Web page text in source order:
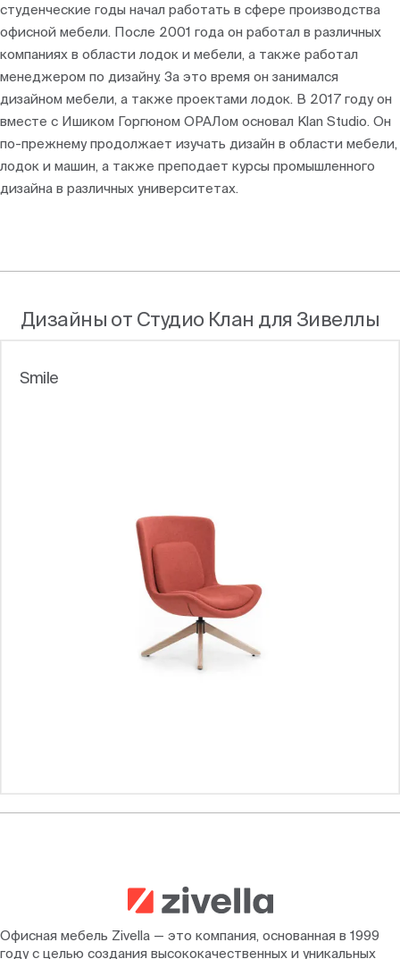
студенческие годы начал работать в сфере производства
офисной мебели. После 2001 года он работал в различных
компаниях в области лодок и мебели, а также работал
менеджером по дизайну. За это время он занимался
дизайном мебели, а также проектами лодок. В 2017 году он
вместе с Ишиком Горгюном ОРАЛом основал Klan Studio. Он
по-прежнему продолжает изучать дизайн в области мебели,
лодок и машин, а также преподает курсы промышленного
дизайна в различных университетах.
Дизайны от Студио Клан для Зивеллы
Smile
Офисная мебель Zivella — это компания, основанная в 1999
году с целью создания высококачественных и уникальных